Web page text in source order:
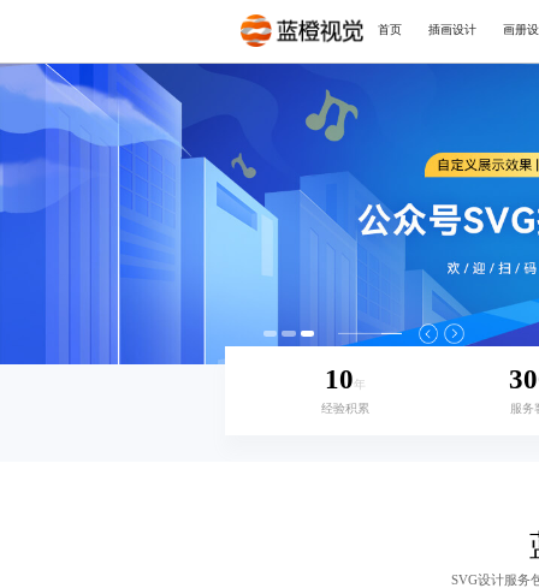
首页 插画设计 画册
10年
经验积累
服务
SVG设计服务